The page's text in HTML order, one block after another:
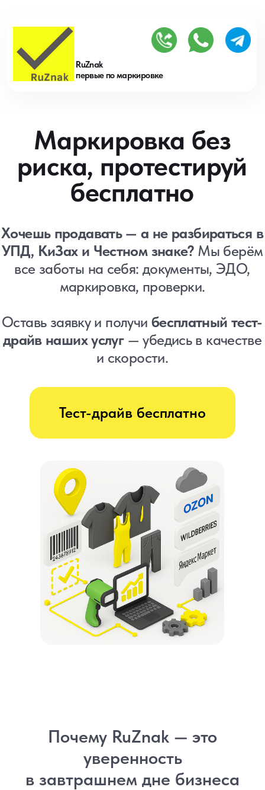
первые по маркировке
Хочешь продавать — а не разбираться в
УПД, КиЗах и Честном знаке?Мы берём
маркировка, проверки.
Оставь заявку и получибесплатный тест-
драйв наших услуг— убедись в качестве
и скорости.
риска, протестируй
бесплатно
Тест-драйв бесплатно
Почему RuZnak — это
уверенность
в завтрашнем дне бизнеса